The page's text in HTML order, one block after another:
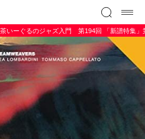
いーぐるのジャズ入門 第194回 「新譜特集」